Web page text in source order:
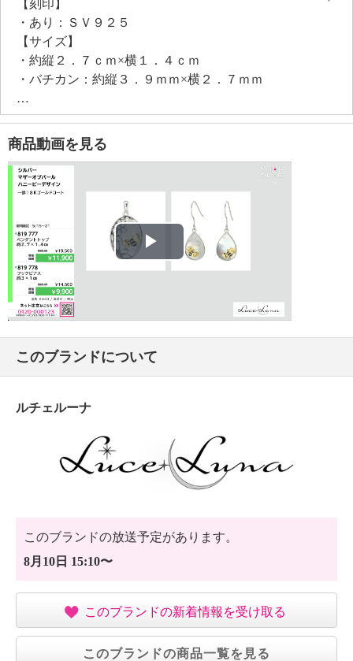
【刻印】
・あり：ＳＶ９２５
【サイズ】
・約縦２．７ｃｍ×横１．４ｃｍ
・バチカン：約縦３．９ｍｍ×横２．７ｍｍ
【使用素材】
・シルバー９２５
・エポキシ樹脂
【メッキ素材】
・材質：ゴールドコート（１８Ｋ）、ロジウムコート
【その他】
商品動画を見る
Play
このブランドについて
ルチェルーナ
このブランドの放送予定があります。
8月10日 15:10〜
このブランドの新着情報を受け取る
このブランドの商品一覧を見る